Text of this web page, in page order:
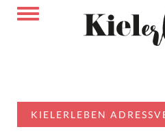
KIELERLEBEN